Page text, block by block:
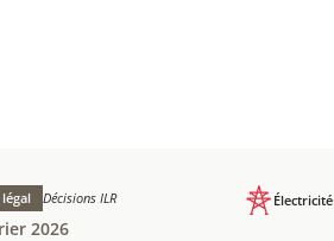
Décisions ILR Électricité
2026